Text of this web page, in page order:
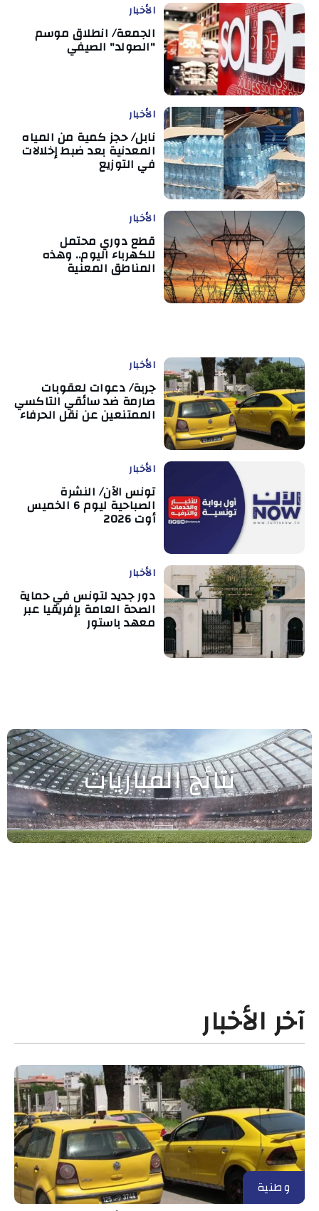
الأخبار
الجمعة/ انطلاق موسم
"الصولد" الصيفي
الأخبار
نابل/ حجز كمية من المياه
المعدنية بعد ضبط إخلالات
في التوزيع
الأخبار
قطع دوري محتمل
للكهرباء اليوم.. وهذه
المناطق المعنية
الأخبار
جربة/ دعوات لعقوبات
صارمة ضد سائقي التاكسي
الممتنعين عن نقل الحرفاء
الأخبار
تونس الآن/ النشرة
الصباحية ليوم 6 الخميس
أوت 2026
الأخبار
دور جديد لتونس في حماية
الصحة العامة بإفريقيا عبر
معهد باستور
نتائج المباريات
آخر الأخبار
وطنية